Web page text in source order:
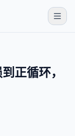
正循环，